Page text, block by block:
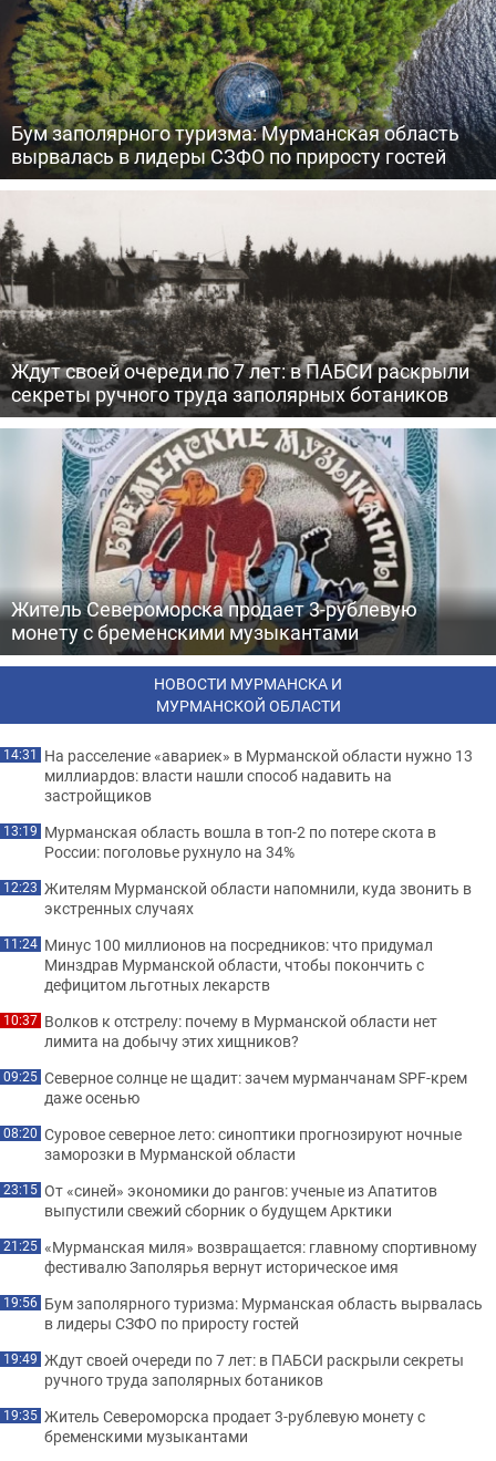
Бум заполярного туризма: Мурманская область
вырвалась в лидеры СЗФО по приросту гостей
Ждут своей очереди по 7 лет: в ПАБСИ раскрыли
секреты ручного труда заполярных ботаников
Житель Североморска продает 3-рублевую
монету с бременскими музыкантами
НОВОСТИ МУРМАНСКА И
МУРМАНСКОЙ ОБЛАСТИ
14:31 На расселение «авариек» в Мурманской области нужно 13
миллиардов: власти нашли способ надавить на
застройщиков
13:19 Мурманская область вошла в топ-2 по потере скота в
России: поголовье рухнуло на 34%
12:23 Жителям Мурманской области напомнили, куда звонить в
экстренных случаях
11:24 Минус 100 миллионов на посредников: что придумал
Минздрав Мурманской области, чтобы покончить с
дефицитом льготных лекарств
10:37 Волков к отстрелу: почему в Мурманской области нет
лимита на добычу этих хищников?
09:25 Северное солнце не щадит: зачем мурманчанам SPF-крем
даже осенью
08:20 Суровое северное лето: синоптики прогнозируют ночные
заморозки в Мурманской области
23:15 От «синей» экономики до рангов: ученые из Апатитов
выпустили свежий сборник о будущем Арктики
21:25 «Мурманская миля» возвращается: главному спортивному
фестивалю Заполярья вернут историческое имя
19:56 Бум заполярного туризма: Мурманская область вырвалась
в лидеры СЗФО по приросту гостей
19:49 Ждут своей очереди по 7 лет: в ПАБСИ раскрыли секреты
ручного труда заполярных ботаников
19:35 Житель Североморска продает 3-рублевую монету с
бременскими музыкантами